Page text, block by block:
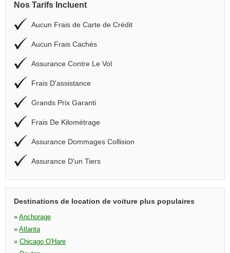
Nos Tarifs Incluent
Aucun Frais de Carte de Crédit
Aucun Frais Cachés
Assurance Contre Le Vol
Frais D'assistance
Grands Prix Garanti
Frais De Kilométrage
Assurance Dommages Collision
Assurance D'un Tiers
Destinations de location de voiture plus populaires
» Anchorage
» Atlanta
» Chicago O'Hare